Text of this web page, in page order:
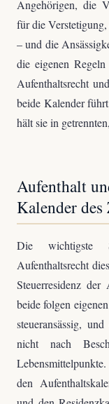
Angehörigen, die
für die
– und die
die eigenen
Aufenthaltsrecht
beide Kalender
hält sie in
Aufenthalt
Kalender des
Die wichtigste
Aufenthaltsrecht
Steuerresidenz der
beide folgen
steueransässig,
nicht nach
den